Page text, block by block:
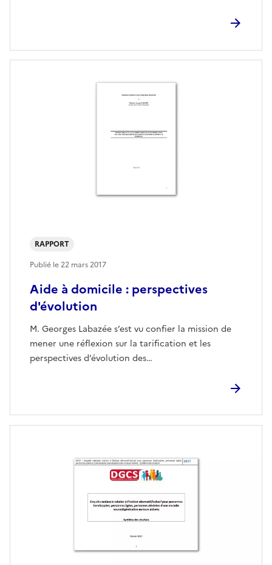
Aide à domicile : perspectives
d'évolution
M. Georges Labazée s’est vu confier la mission de
mener une réflexion sur la tarification et les
perspectives d’évolution des…
RAPPORT
Publié le22 mars 2017